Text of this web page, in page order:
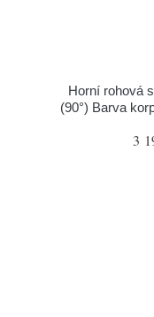
Horní rohová
(90°) Barva
3